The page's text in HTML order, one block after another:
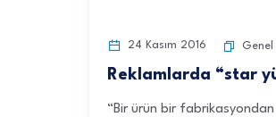
24 Kasım 2016 Genel
Reklamlarda “star
“Bir ürün bir fabrikasyondan